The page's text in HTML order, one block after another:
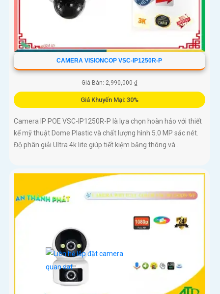
CAMERA VISIONCOP VSC-IP1250R-P
Giá Bán: 2,990,000 ₫
Giá Khuyến Mại: 30%
Camera IP POE VSC-IP1250R-P là lựa chọn hoàn hảo với thiết
kế mỹ thuật Dome Plastic và chất lượng hình 5.0 MP sắc nét.
Độ phân giải Ultra 4k lite giúp tiết kiệm băng thông và...